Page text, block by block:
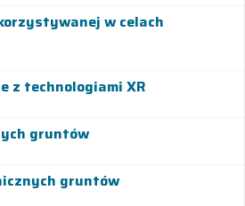
w celach
z technologiami XR
gruntów
gruntów